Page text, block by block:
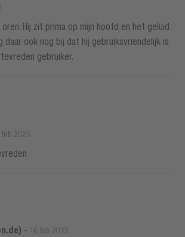
Hij zit prima op mijn hoofd en het geluid
daar ook nog bij dat hij gebruiksvriendelijk is
gebruiker.
feb 2025
- 16 feb 2025